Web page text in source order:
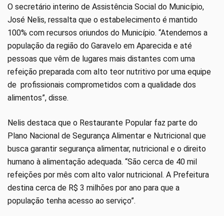
O secretário interino de Assistência Social do Município,
José Nelis, ressalta que o estabelecimento é mantido
100% com recursos oriundos do Município. “Atendemos a
população da região do Garavelo em Aparecida e até
pessoas que vêm de lugares mais distantes com uma
refeição preparada com alto teor nutritivo por uma equipe
de profissionais comprometidos com a qualidade dos
alimentos”, disse.
Nelis destaca que o Restaurante Popular faz parte do
Plano Nacional de Segurança Alimentar e Nutricional que
busca garantir segurança alimentar, nutricional e o direito
humano à alimentação adequada. “São cerca de 40 mil
refeições por mês com alto valor nutricional. A Prefeitura
destina cerca de R$ 3 milhões por ano para que a
população tenha acesso ao serviço”.